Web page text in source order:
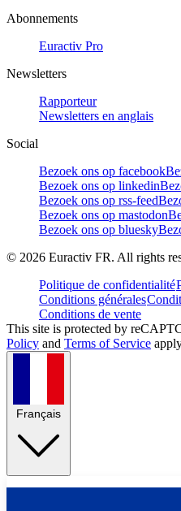
Abonnements
Euractiv Pro
Newsletters
Rapporteur
Newsletters en anglais
Social
Bezoek ons op facebook
Bezoek ons op linkedin
Bezoek ons op rss-feed
Bezoek ons op mastodon
Bezoek ons op bluesky
© 2026 Euractiv FR. All rights
Politique de confidentialité
Conditions générales
Conditions de vente
This site is protected by
Policy and Terms of Service
Français